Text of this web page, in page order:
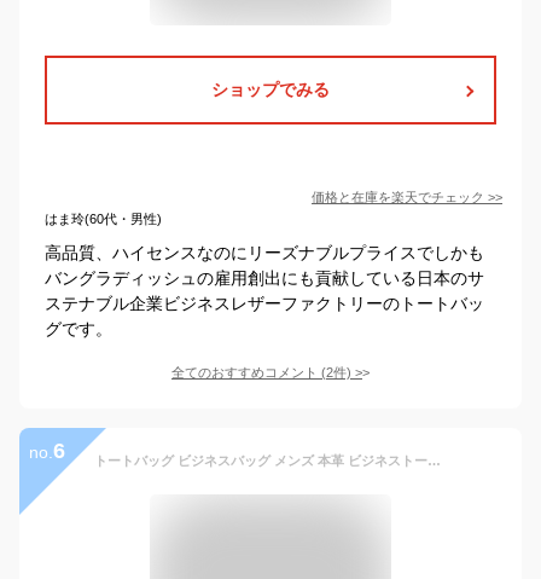
ショップでみる
価格と在庫を楽天でチェック >>
はま玲(60代・男性)
高品質、ハイセンスなのにリーズナブルプライスでしかも
バングラディッシュの雇用創出にも貢献している日本のサ
ステナブル企業ビジネスレザーファクトリーのトートバッ
グです。
全てのおすすめコメント (2件) >
no. 6 トートバッグ ビジネスバッグ メンズ 本革 ビジネストートバッグ 大容量 大きめ レザー ビジネス バッグ 革 a4 b4 ノートpc 自立 ファスナー付き 肩掛け ショルダー 通勤 出張 トート バック 3way ビジネスバック トートバック ブランド 黒 茶